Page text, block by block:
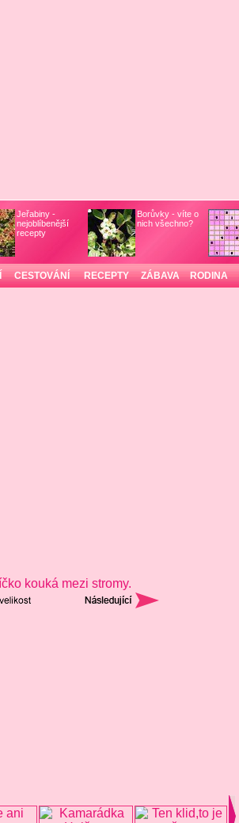
Jeřabiny -
nejoblíbenější
recepty
Borůvky - víte o
nich všechno?
CESTOVÁNÍ RECEPTY ZÁBAVA RODINA